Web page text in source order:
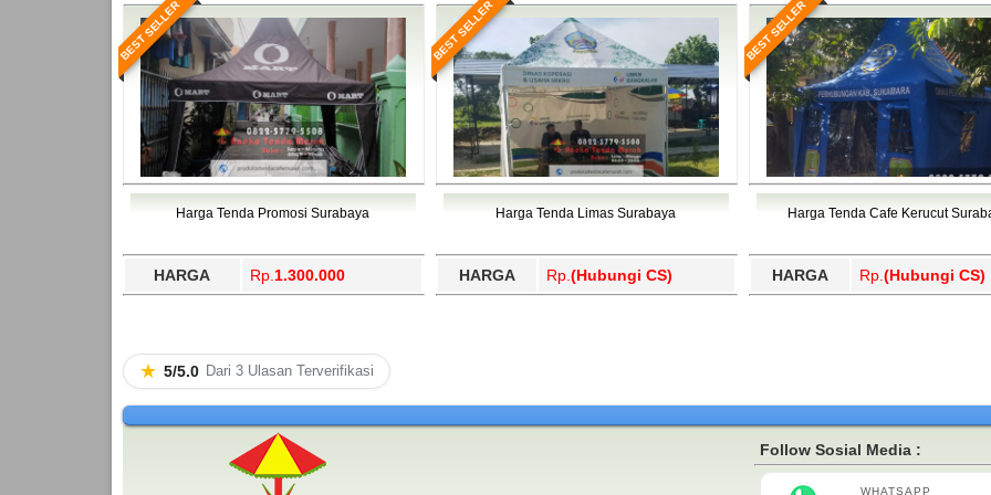
BEST SELLER
Harga Tenda Promosi Surabaya
HARGA Rp. 1.300.000
BEST SELLER
Harga Tenda Limas Surabaya
HARGA Rp. (Hubungi CS)
BEST SELLER
Harga Tenda Cafe Kerucut
HARGA Rp. (Hubungi CS)
★ 5/5.0 Dari 3 Ulasan Terverifikasi
Follow Sosial Media :
WHATSAPP